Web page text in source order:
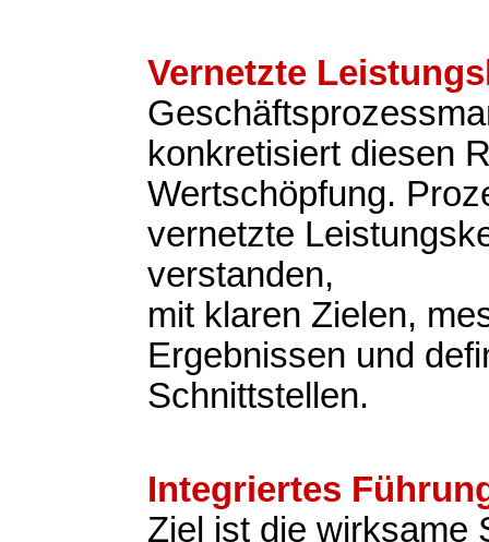
Vernetzte
konkretisiert diesen
Wertschöpfung.
vernetzte
verstanden,
mit klaren Zielen,
Ergebnissen und
Schnittstellen.
Integriertes
Ziel ist die wirksame